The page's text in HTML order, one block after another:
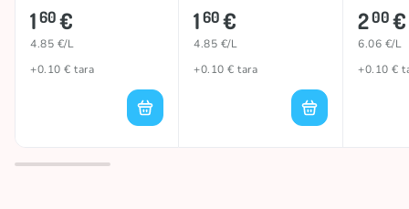
160€
4.85 €/L
+0.10 € tara
160€
4.85 €/L
+0.10 € tara
330ml
200€
6.06 €/L
+0.10 €